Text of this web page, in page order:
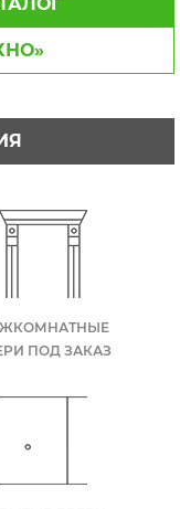
ПОД ЗАКАЗ